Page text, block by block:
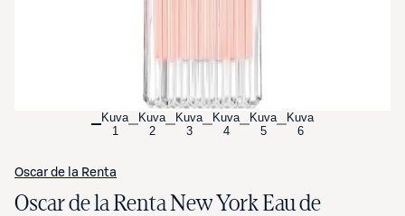
Kuva
1
Kuva
2
Kuva
3
Kuva
4
Kuva
5
Kuva
6
Oscar de la Renta
Oscar de la Renta New York Eau de